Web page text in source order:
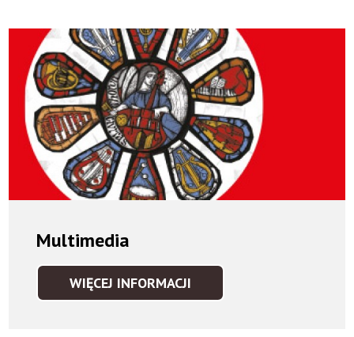
Multimedia
WIĘCEJ INFORMACJI
MULTIMEDIA